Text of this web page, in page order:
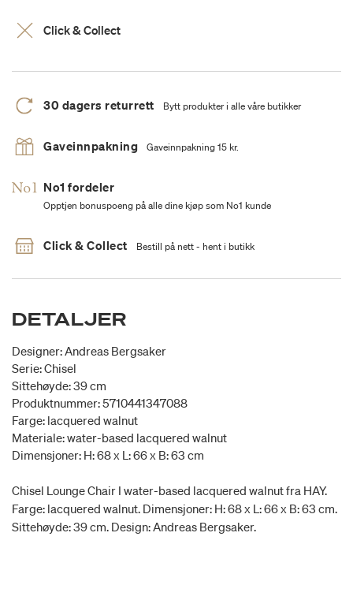
Click & Collect
30 dagers returrett Bytt produkter i alle våre butikker
Gaveinnpakning Gaveinnpakning 15 kr.
No1 fordeler
Opptjen bonuspoeng på alle dine kjøp som No1 kunde
Click & Collect Bestill på nett - hent i butikk
DETALJER
Designer: Andreas Bergsaker
Serie: Chisel
Sittehøyde: 39 cm
Produktnummer: 5710441347088
Farge: lacquered walnut
Materiale: water-based lacquered walnut
Dimensjoner: H: 68 x L: 66 x B: 63 cm
Chisel Lounge Chair I water-based lacquered walnut fra HAY.
Farge: lacquered walnut. Dimensjoner: H: 68 x L: 66 x B: 63 cm.
Sittehøyde: 39 cm. Design: Andreas Bergsaker.